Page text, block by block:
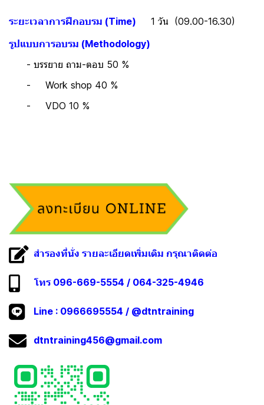
ระยะเวลาการฝึกอบรม (Time)
1 วัน (09.00-16.30)
รูปแบบการอบรม (Methodology)
- บรรยาย ถาม-ตอบ 50 %
- Work shop 40 %
- VDO 10 %
สำรองที่นั่ง รายละเอียดเพิ่มเติม กรุณาติดต่อ
โทร 096-669-5554 / 064-325-4946
Line : 0966695554 / @dtntraining
dtntraining456@gmail.com